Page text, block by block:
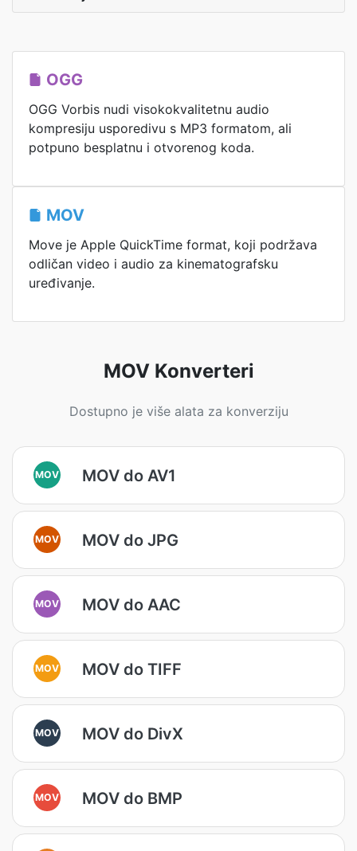
OGG
OGG Vorbis nudi visokokvalitetnu audio
kompresiju usporedivu s MP3 formatom, ali
potpuno besplatnu i otvorenog koda.
MOV
Move je Apple QuickTime format, koji podržava
odličan video i audio za kinematografsku
uređivanje.
MOV Konverteri
Dostupno je više alata za konverziju
MOV MOV do AV1
MOV MOV do JPG
MOV MOV do AAC
MOV MOV do TIFF
MOV MOV do DivX
MOV MOV do BMP